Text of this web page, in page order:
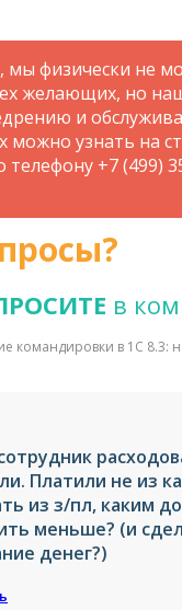
мы физически не
желающих, но
и
можно узнать на
телефону +7 (499)
в
командировки в 1С 8.3:
Платили не из
из з/пл, каким
меньше? (и
денег?)